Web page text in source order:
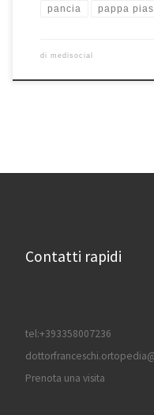
pancia pappa
di medisocial
Contatti rapidi
tel:+393358007236
Prenota una visita